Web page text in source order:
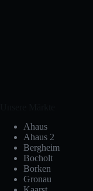
Ahaus
Ahaus 2
Bergheim
Bocholt
Borken
Gronau